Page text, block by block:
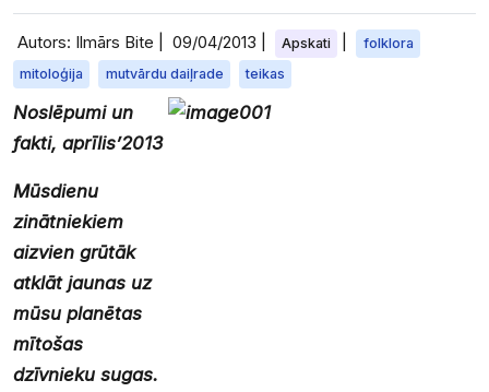
Autors: Ilmārs Bite | 09/04/2013 Apskati
folklora
mitoloģija
mutvārdu daiļrade teikas
Noslēpumi un
fakti, aprīlis’2013
Mūsdienu
zinātniekiem
aizvien grūtāk
atklāt jaunas uz
mūsu planētas
mītošas
dzīvnieku sugas.